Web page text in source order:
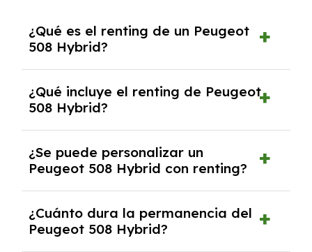
¿Qué es el renting de un Peugeot
508 Hybrid?
contrato de alquiler a largo plazo en el que
pagas una cuota mensual fija por el uso del
coche durante un periodo determinado,
generalmente entre 2 y 5 años.
¿Qué incluye el renting de Peugeot
508 Hybrid?
seguro a todo riesgo, mantenimiento,
reparaciones, impuestos, asistencia en
carretera y gestión de la documentación.
¿Se puede personalizar un
Peugeot 508 Hybrid con renting?
opciones y equipamiento adicional, siempre y
cuando lo pactes con la empresa de renting.
¿Cuánto dura la permanencia del
Peugeot 508 Hybrid?